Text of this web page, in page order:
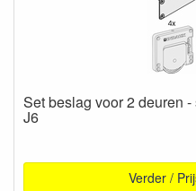
Set beslag voor 2 deuren
J6
Verder /